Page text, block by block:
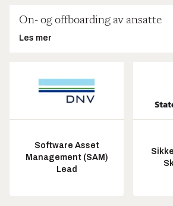
On- og offboarding av ansatte
Les mer
Software Asset
Management (SAM)
Lead